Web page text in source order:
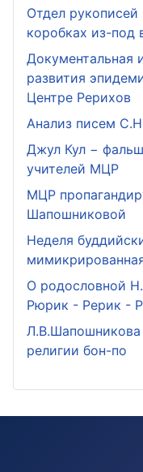
Отдел
коробках из-под
Документальная
развития
Центре Рерихов
Анализ писем
Джул Кул −
учителей МЦР
МЦР
Шапошниковой
Неделя
О родословной
Рюрик - Рерик -
Л.В.Шапошникова
религии бон-по